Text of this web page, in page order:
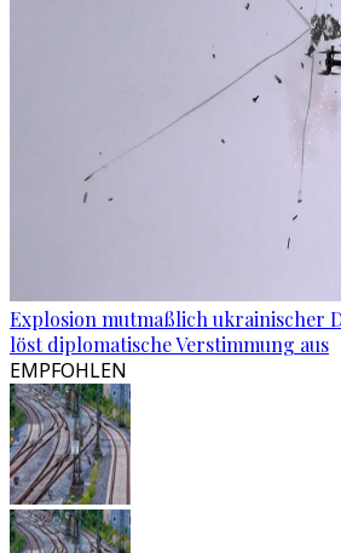
Explosion mutmaßlich ukrainischer
löst diplomatische Verstimmung aus
EMPFOHLEN